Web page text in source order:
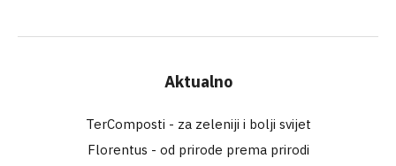
Aktualno
TerComposti - za zeleniji i bolji svijet
Florentus - od prirode prema prirodi